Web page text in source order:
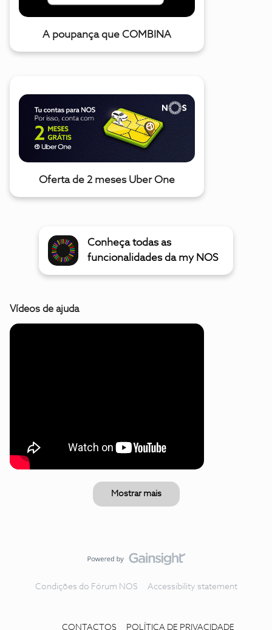
A poupança que COMBINA
Oferta de 2 meses Uber One
Conheça todas as
funcionalidades da my NOS
Vídeos de ajuda
Mostrar mais
Condições do Fórum NOS Accessibility statement
CONTACTOS POLÍTICA DE PRIVACIDADE